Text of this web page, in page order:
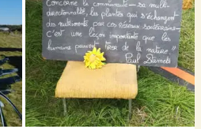
écoresponsable!
humaine pourlimiter la mécanisation
de carburant.
haiespour favoriser l’absorption du CO²
avantages pour la biodiversité.